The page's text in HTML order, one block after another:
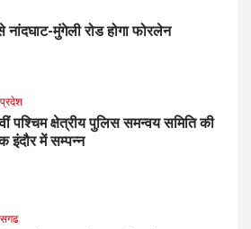
मुंगेली रोड होगा फोरलेन
पश्चिम क्षेत्रीय पुलिस समन्वय समिति की
इंदौर में सम्पन्न